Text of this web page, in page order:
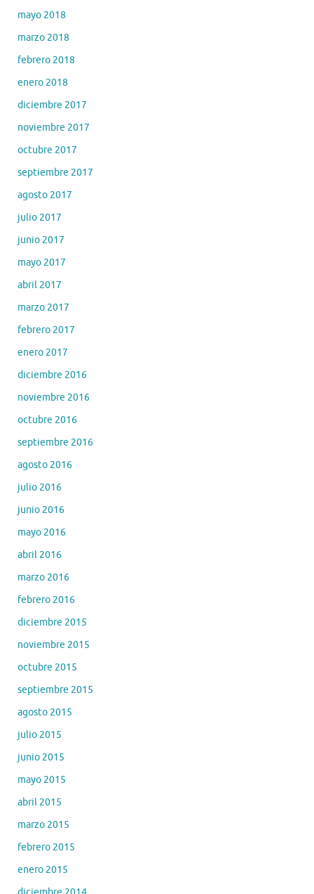
mayo 2018
marzo 2018
febrero 2018
enero 2018
diciembre 2017
noviembre 2017
octubre 2017
septiembre 2017
agosto 2017
julio 2017
junio 2017
mayo 2017
abril 2017
marzo 2017
febrero 2017
enero 2017
diciembre 2016
noviembre 2016
octubre 2016
septiembre 2016
agosto 2016
julio 2016
junio 2016
mayo 2016
abril 2016
marzo 2016
febrero 2016
diciembre 2015
noviembre 2015
octubre 2015
septiembre 2015
agosto 2015
julio 2015
junio 2015
mayo 2015
abril 2015
marzo 2015
febrero 2015
enero 2015